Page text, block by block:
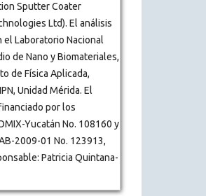
Sputter Coater
Ltd). El análisis
el Laboratorio Nacional
de Nano y Biomateriales,
de Física Aplicada,
Unidad Mérida. El
por los
Yucatán No. 108160 y
2009-01 No. 123913,
Patricia Quintana-